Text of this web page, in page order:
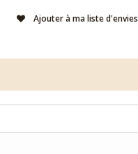
Ajouter à ma liste d'envies